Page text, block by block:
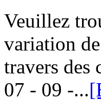
Veuillez
variation
travers
07 - 09 -...